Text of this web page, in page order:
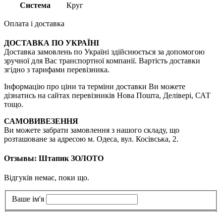
Система Круг
Оплата і доставка
ДОСТАВКА ПО УКРАЇНІ
Доставка замовлень по Україні здійснюється за допомогою
зручної для Вас транспортної компанії. Вартість доставки
згідно з тарифами перевізника.
Інформацію про ціни та терміни доставки Ви можете
дізнатись на сайтах перевізників Нова Пошта, Делівері, САТ
тощо.
САМОВИВЕЗЕННЯ
Ви можете забрати замовлення з нашого складу, що
розташоване за адресою м. Одеса, вул. Косівська, 2.
Отзывы: Штапик ЗОЛОТО
Відгуків немає, поки що.
Ваше ім'я